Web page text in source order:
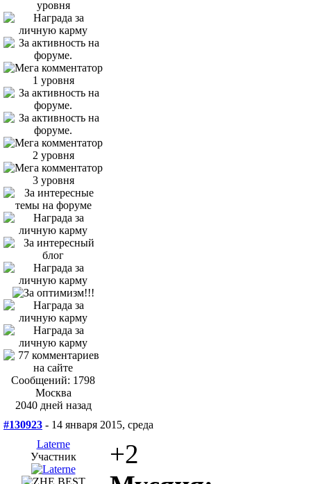
Сообщений: 1798
Москва
2040 дней назад
#130923 - 14 января 2015, среда
Laterne
Участник
+2